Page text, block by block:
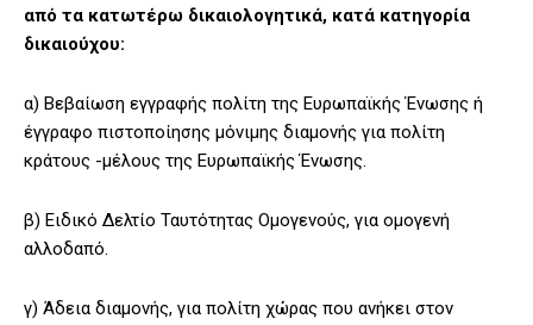
από τα κατωτέρω δικαιολογητικά, κατά κατηγορία
δικαιούχου:
α) Βεβαίωση εγγραφής πολίτη της Ευρωπαϊκής Ένωσης ή
έγγραφο πιστοποίησης μόνιμης διαμονής για πολίτη
κράτους -μέλους της Ευρωπαϊκής Ένωσης.
β) Ειδικό Δελτίο Ταυτότητας Ομογενούς, για ομογενή
αλλοδαπό.
γ) Άδεια διαμονής, για πολίτη χώρας που ανήκει στον